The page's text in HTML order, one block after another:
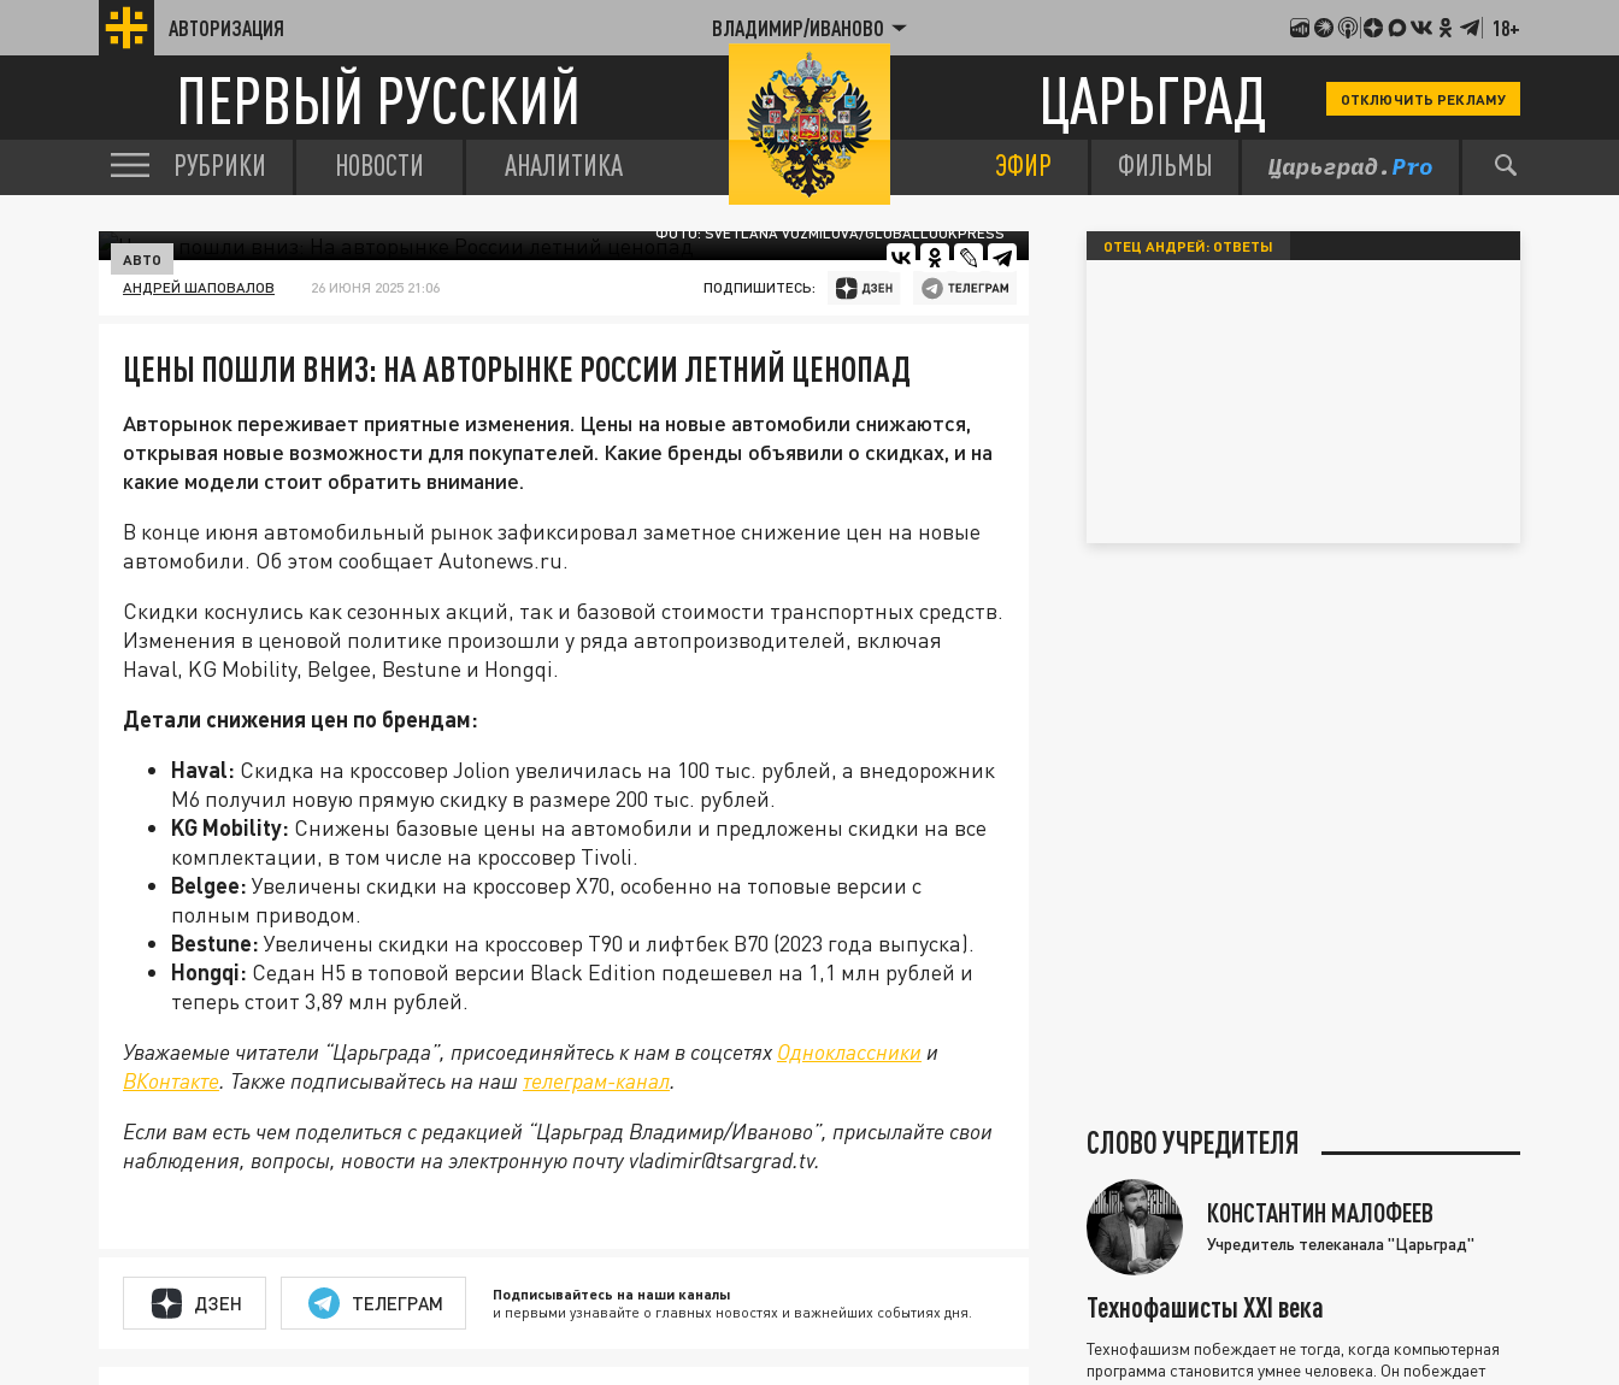
АВТОРИЗАЦИЯ ВЛАДИМИР/ИВАНОВО 18+
ПЕРВЫЙ РУССКИЙ ЦАРЬГРАД ОТКЛЮЧИТЬ РЕКЛАМУ
РУБРИКИ НОВОСТИ АНАЛИТИКА ЭФИР ФИЛЬМЫ
ФОТО: SVETLANA VOZMILOVA/GLOBALLOOKPRESS
АВТО
АНДРЕЙ ШАПОВАЛОВ 26 ИЮНЯ 2025 21:06 ПОДПИШИТЕСЬ:
ЦЕНЫ ПОШЛИ ВНИЗ: НА АВТОРЫНКЕ РОССИИ ЛЕТНИЙ ЦЕНОПАД
Авторынок переживает приятные изменения. Цены на новые автомобили снижаются,
открывая новые возможности для покупателей. Какие бренды объявили о скидках, и на
какие модели стоит обратить внимание.
В конце июня автомобильный рынок зафиксировал заметное снижение цен на новые
автомобили. Об этом сообщает Autonews.ru.
Скидки коснулись как сезонных акций, так и базовой стоимости транспортных средств.
Изменения в ценовой политике произошли у ряда автопроизводителей, включая
Haval, KG Mobility, Belgee, Bestune и Hongqi.
Детали снижения цен по брендам:
Haval: Скидка на кроссовер Jolion увеличилась на 100 тыс. рублей, а внедорожник
M6 получил новую прямую скидку в размере 200 тыс. рублей.
KG Mobility: Снижены базовые цены на автомобили и предложены скидки на все
комплектации, в том числе на кроссовер Tivoli.
Belgee: Увеличены скидки на кроссовер X70, особенно на топовые версии с
полным приводом.
Bestune: Увеличены скидки на кроссовер T90 и лифтбек B70 (2023 года выпуска).
Hongqi: Седан H5 в топовой версии Black Edition подешевел на 1,1 млн рублей и
теперь стоит 3,89 млн рублей.
Уважаемые читатели “Царьграда”, присоединяйтесь к нам в соцсетях Одноклассники и
ВКонтакте. Также подписывайтесь на наш телеграм-канал.
Если вам есть чем поделиться с редакцией “Царьград Владимир/Иваново”, присылайте свои
наблюдения, вопросы, новости на электронную почту vladimir@tsargrad.tv.
ДЗЕН ТЕЛЕГРАМ Подписывайтесь на наши каналы
и первыми узнавайте о главных новостях и важнейших событиях дня.
ОТЕЦ АНДРЕЙ: ОТВЕТЫ
СЛОВО УЧРЕДИТЕЛЯ
КОНСТАНТИН МАЛОФЕЕВ
Учредитель телеканала "Царьград"
Технофашисты XXI века
Технофашизм побеждает не тогда, когда компьютерная
программа становится умнее человека. Он побеждает